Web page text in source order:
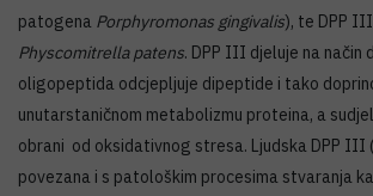
patogena Porphyromonas gingivalis), te DPP
Physcomitrella patens. DPP III djeluje na način
oligopeptida odcjepljuje dipeptide i tako
unutarstaničnom metabolizmu proteina, a
obrani od oksidativnog stresa. Ljudska DPP III
povezana i s patološkim procesima stvaranja